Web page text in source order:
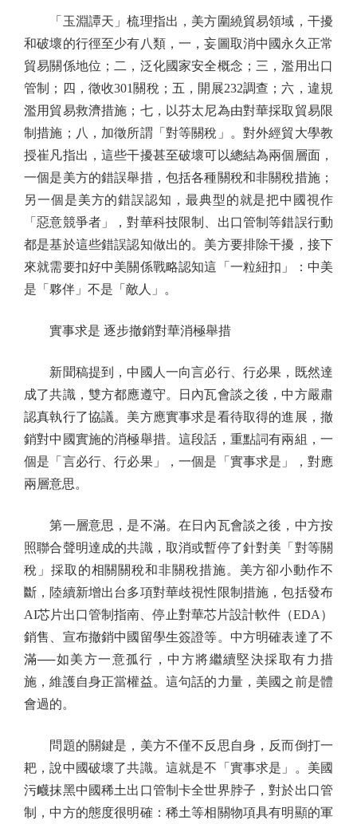
「玉淵譚天」梳理指出，美方圍繞貿易領域，干擾
和破壞的行徑至少有八類，一，妄圖取消中國永久正常
貿易關係地位；二，泛化國家安全概念；三，濫用出口
管制；四，徵收301關稅；五，開展232調查；六，違規
濫用貿易救濟措施；七，以芬太尼為由對華採取貿易限
制措施；八，加徵所謂「對等關稅」。對外經貿大學教
授崔凡指出，這些干擾甚至破壞可以總結為兩個層面，
一個是美方的錯誤舉措，包括各種關稅和非關稅措施；
另一個是美方的錯誤認知，最典型的就是把中國視作
「惡意競爭者」，對華科技限制、出口管制等錯誤行動
都是基於這些錯誤認知做出的。美方要排除干擾，接下
來就需要扣好中美關係戰略認知這「一粒紐扣」：中美
是「夥伴」不是「敵人」。
實事求是 逐步撤銷對華消極舉措
新聞稿提到，中國人一向言必行、行必果，既然達
成了共識，雙方都應遵守。日內瓦會談之後，中方嚴肅
認真執行了協議。美方應實事求是看待取得的進展，撤
銷對中國實施的消極舉措。這段話，重點詞有兩組，一
個是「言必行、行必果」，一個是「實事求是」，對應
兩層意思。
第一層意思，是不滿。在日內瓦會談之後，中方按
照聯合聲明達成的共識，取消或暫停了針對美「對等關
稅」採取的相關關稅和非關稅措施。美方卻小動作不
斷，陸續新增出台多項對華歧視性限制措施，包括發布
AI芯片出口管制指南、停止對華芯片設計軟件（EDA）
銷售、宣布撤銷中國留學生簽證等。中方明確表達了不
滿──如美方一意孤行，中方將繼續堅決採取有力措
施，維護自身正當權益。這句話的力量，美國之前是體
會過的。
問題的關鍵是，美方不僅不反思自身，反而倒打一
耙，說中國破壞了共識。這就是不「實事求是」。美國
污衊抹黑中國稀土出口管制卡全世界脖子，對於出口管
制，中方的態度很明確：稀土等相關物項具有明顯的軍